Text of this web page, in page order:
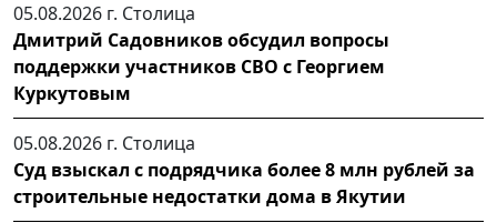
05.08.2026 г. Столица
Дмитрий Садовников обсудил вопросы
поддержки участников СВО с Георгием
Куркутовым
05.08.2026 г. Столица
Суд взыскал с подрядчика более 8 млн рублей за
строительные недостатки дома в Якутии